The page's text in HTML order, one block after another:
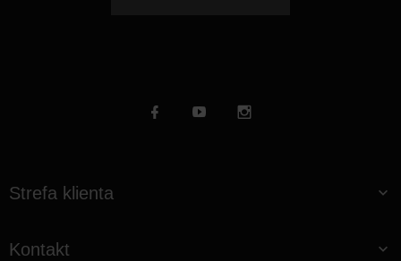
Strefa klienta
Kontakt